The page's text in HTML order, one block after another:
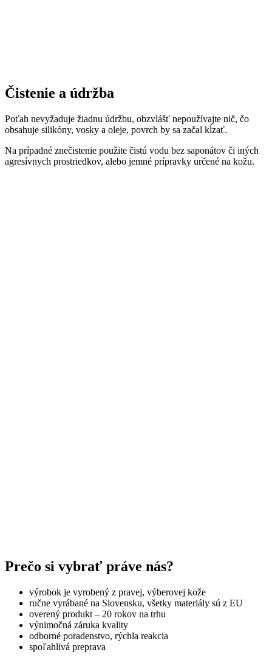
Čistenie a údržba
Poťah nevyžaduje žiadnu údržbu, obzvlášť nepoužívajte nič, čo
obsahuje silikóny, vosky a oleje, povrch by sa začal kĺzať.
Na prípadné znečistenie použite čistú vodu bez saponátov či iných
agresívnych prostriedkov, alebo jemné prípravky určené na kožu.
Prečo si vybrať práve nás?
výrobok je vyrobený z pravej, výberovej kože
ručne vyrábané na Slovensku, všetky materiály sú z EU
overený produkt – 20 rokov na trhu
výnimočná záruka kvality
odborné poradenstvo, rýchla reakcia
spoľahlivá preprava